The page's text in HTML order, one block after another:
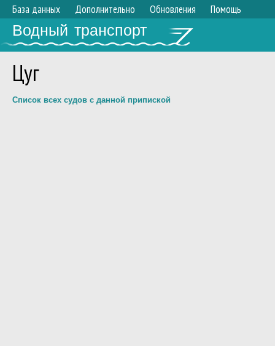
База данных Дополнительно Обновления Помощь
Водный транспорт
Цуг
Список всех судов с данной припиской